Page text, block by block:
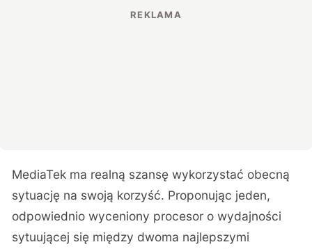
MediaTek ma realną szansę wykorzystać obecną
sytuację na swoją korzyść. Proponując jeden,
odpowiednio wyceniony procesor o wydajności
sytuującej się między dwoma najlepszymi